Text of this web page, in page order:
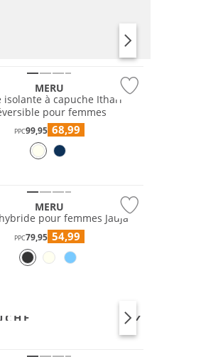
MERU
isolante à capuche Ithari
pour femmes
PPC99,95 68,99
MERU
pour femmes Jauja
PPC79,95 54,99
ZIP-OFF